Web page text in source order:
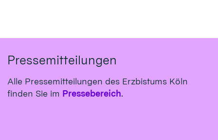
Pressemitteilungen
Alle Pressemitteilungen des Erzbistums Köln
finden Sie im Pressebereich.